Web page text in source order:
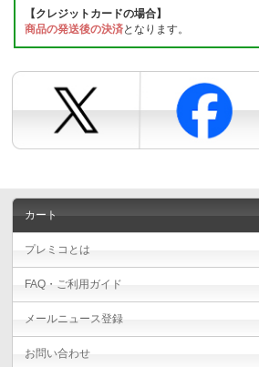
【クレジットカードの場合】
商品の発送後の決済となります。
カート
プレミコとは
FAQ・ご利用ガイド
メールニュース登録
お問い合わせ